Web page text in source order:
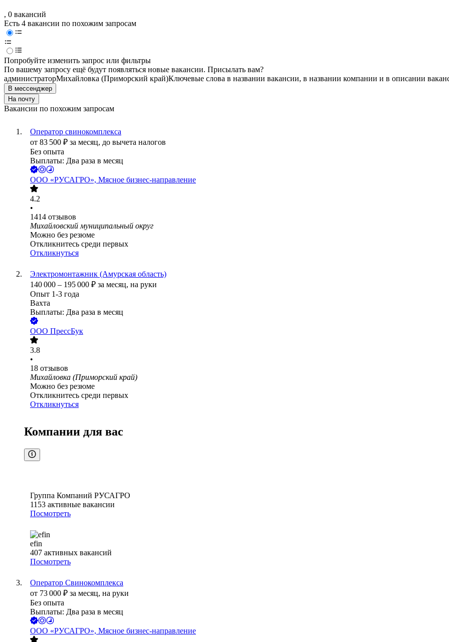
, 0 вакансий
Есть 4 вакансии по похожим запросам
Попробуйте изменить запрос или фильтры
По вашему запросу ещё будут появляться новые вакансии. Присылать вам?
администраторМихайловка (Приморский край)Ключевые слова в названии вакансии, в названии компании и в описании
В мессенджер
На почту
Вакансии по похожим запросам
Оператор свинокомплекса
от 83 500 ₽ за месяц, до вычета налогов
Без опыта
Выплаты: Два раза в месяц
ООО «РУСАГРО», Мясное бизнес-направление
4.2
•
1414 отзывов
Михайловский муниципальный округ
Можно без резюме
Откликнитесь среди первых
Откликнуться
Электромонтажник (Амурская область)
140 000 – 195 000 ₽ за месяц, на руки
Опыт 1-3 года
Вахта
Выплаты: Два раза в месяц
ООО ПрессБук
3.8
•
18 отзывов
Михайловка (Приморский край)
Можно без резюме
Откликнитесь среди первых
Откликнуться
Компании для вас
Группа Компаний РУСАГРО
1153 активные вакансии
Посмотреть
efin
407 активных вакансий
Посмотреть
Оператор Свинокомплекса
от 73 000 ₽ за месяц, на руки
Без опыта
Выплаты: Два раза в месяц
ООО «РУСАГРО», Мясное бизнес-направление